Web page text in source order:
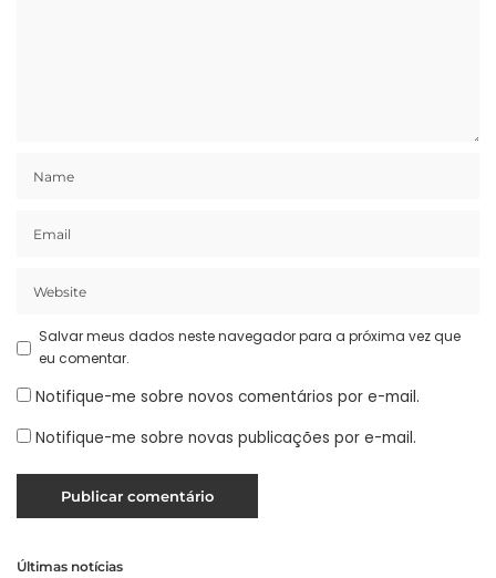
Salvar meus dados neste navegador para a próxima vez que
eu comentar.
Notifique-me sobre novos comentários por e-mail.
Notifique-me sobre novas publicações por e-mail.
Últimas notícias